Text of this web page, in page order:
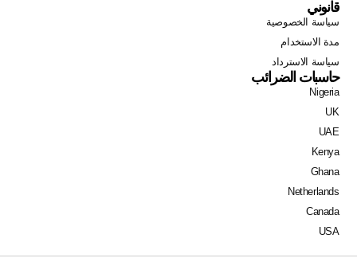
قانوني
سياسة الخصوصية
مدة الاستخدام
سياسة الاسترداد
حاسبات الضرائب
Nigeria
UK
UAE
Kenya
Ghana
Netherlands
Canada
USA
Spanish